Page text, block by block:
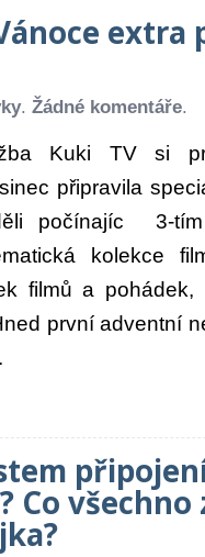
extra
. Žádné komentáře.
Kuki TV si
připravila
počínajíc 3-tím
kolekce
filmů a
první adventní
Co všechno